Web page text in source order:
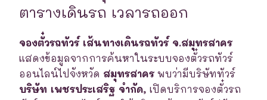
ตารางเดินรถ เวลารถออก
จองตั๋วรถทัวร์ เส้นทางเดินรถทัวร์ จ.สมุทรสาคร
แสดงข้อมูลจากการค้นหาในระบบจองตั๋วรถทัวร์
ออนไลน์ไปจังหวัด สมุทรสาคร พบว่ามีบริษัททัวร์
บริษัท เพชรประเสริฐ จำกัด, เปิดบริการจองตั๋วรถ